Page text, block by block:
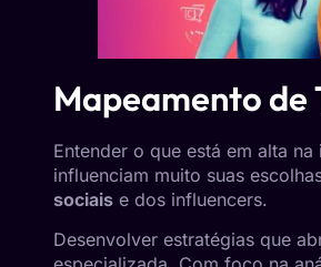
Mapeamento de
Entender o que está em alta
influenciam muito suas
sociais e dos influencers.
Desenvolver estratégias que